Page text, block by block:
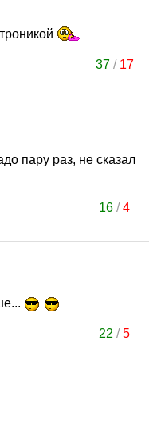
37/ 17
пару раз, не сказал
16 /4
22 /5